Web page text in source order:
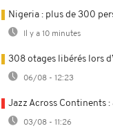
Nigeria : plus de 300
Il y a 10 minutes
308 otages libérés lors
06/08 - 12:23
Jazz Across Continents
03/08 - 11:26